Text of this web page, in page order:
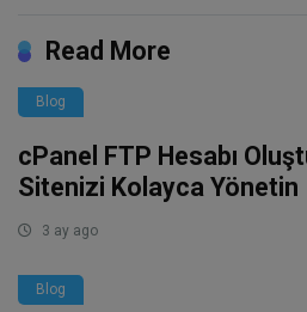
Read More
Blog
cPanel FTP Hesabı
Sitenizi Kolayca Yönetin
3 ay ago
Blog